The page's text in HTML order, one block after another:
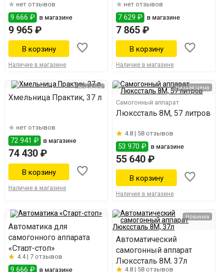
нет отзывов
9 666 ₽ в магазине
9 965 ₽
Наличие в магазине
нет отзывов
7 629 ₽ в магазине
7 865 ₽
Наличие в магазине
Новинка
Хмельница Практик, 37 л
нет отзывов
72 941 ₽ в магазине
74 430 ₽
Наличие в магазине
Низкая цена
Самогонный аппарат
Люкссталь 8М, 57 литров
4.8 | 58 отзывов
53 970 ₽ в магазине
55 640 ₽
Наличие в магазине
Автоматика для
самогонного аппарата
«Старт-стоп»
4.4 | 7 отзывов
9 666 ₽ в магазине
Новинка
Автоматический
самогонный аппарат
Люкссталь 8М, 37л
4.8 | 58 отзывов